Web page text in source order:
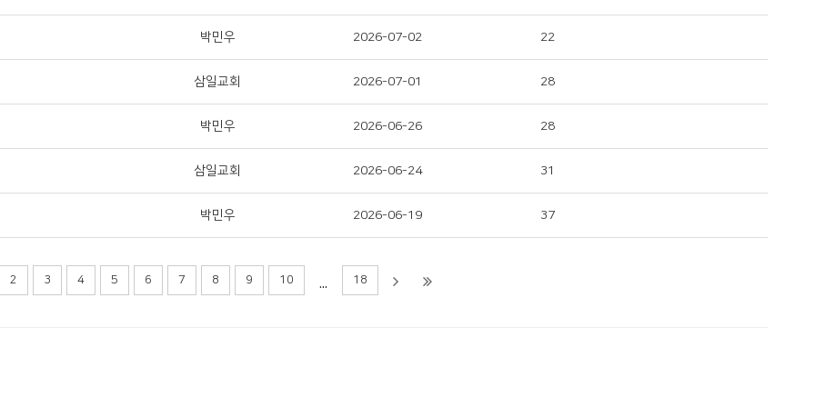
박민우 2026-07-02 22
삼일교회 2026-07-01 28
박민우 2026-06-26 28
삼일교회 2026-06-24 31
박민우 2026-06-19 37
2 3 4 5 6 7 8 9 10 ... 18